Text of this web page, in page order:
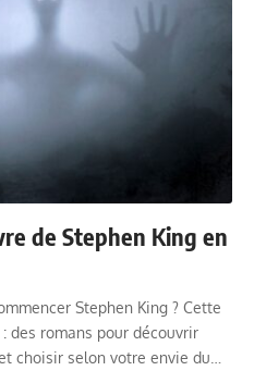
de Stephen King en
Stephen King ? Cette
des romans pour découvrir
choisir selon votre envie du…